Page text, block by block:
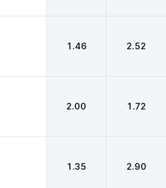
1.46 2.52
2.00 1.72
1.35 2.90